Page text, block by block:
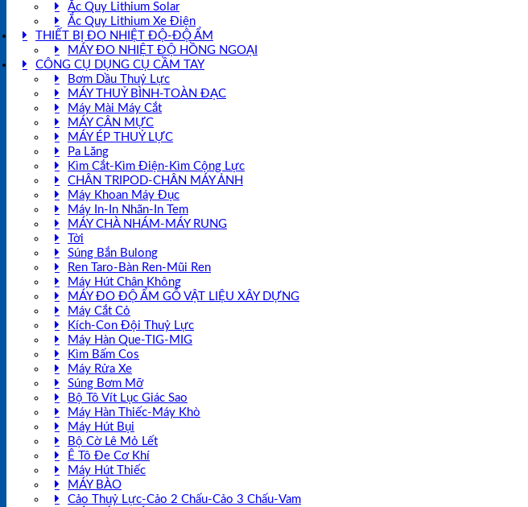
Ắc Quy Lithium Solar
Ắc Quy Lithium Xe Điện
THIẾT BỊ ĐO NHIỆT ĐỘ-ĐỘ ẨM
MÁY ĐO NHIỆT ĐỘ HỒNG NGOẠI
CÔNG CỤ DỤNG CỤ CẦM TAY
Bơm Dầu Thuỷ Lực
MÁY THUỶ BÌNH-TOÀN ĐẠC
Máy Mài Máy Cắt
MÁY CÂN MỰC
MÁY ÉP THUỶ LỰC
Pa Lăng
Kìm Cắt-Kìm Điện-Kìm Cộng Lực
CHÂN TRIPOD-CHÂN MÁY ẢNH
Máy Khoan Máy Đục
Máy In-In Nhãn-In Tem
MÁY CHÀ NHÁM-MÁY RUNG
Tời
Súng Bắn Bulong
Ren Taro-Bàn Ren-Mũi Ren
Máy Hút Chân Không
MÁY ĐO ĐỘ ẨM GỖ VẬT LIỆU XÂY DỰNG
Máy Cắt Cỏ
Kích-Con Đội Thuỷ Lực
Máy Hàn Que-TIG-MIG
Kìm Bấm Cos
Máy Rửa Xe
Súng Bơm Mỡ
Bộ Tô Vít Lục Giác Sao
Máy Hàn Thiếc-Máy Khò
Máy Hút Bụi
Bộ Cờ Lê Mỏ Lết
Ê Tô Đe Cơ Khí
Máy Hút Thiếc
MÁY BÀO
Cảo Thuỷ Lực-Cảo 2 Chấu-Cảo 3 Chấu-Vam